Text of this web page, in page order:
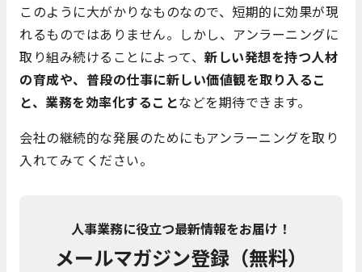
このように大がかりなものなので、短期的に効果が現
れるものではありません。しかし、アンラーニングに
取り組み続けることによって、 新しい発想を持つ人材
の育成や、普段の仕事に新しい価値観を取り入るこ
と、業務を効率化することなどを期待できます。
会社の継続的な発展のためにもアンラーニングを取り
入れてみてください。
人事業務に役立つ最新情報をお届け！
メールマガジン登録（無料）